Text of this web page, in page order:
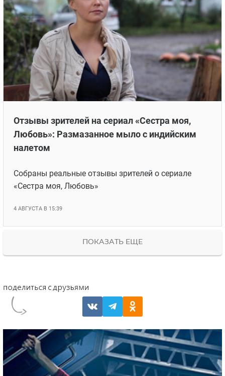
Отзывы зрителей на сериал «Сестра моя,
Любовь»: Размазанное мыло с индийским
налетом
Собраны реальные отзывы зрителей о сериале
«Сестра моя, Любовь»
4 АВГУСТА В 15:39
ПОКАЗАТЬ ЕЩЕ